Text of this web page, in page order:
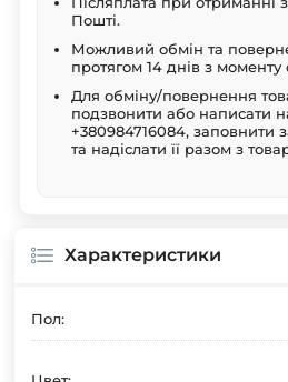
Пошті.
Можливий обмін та
протягом 14 днів з
Для обміну/повернення
подзвонити або написати
+380984716084, заповнити
та надіслати її разом з
Характеристики
Пол: